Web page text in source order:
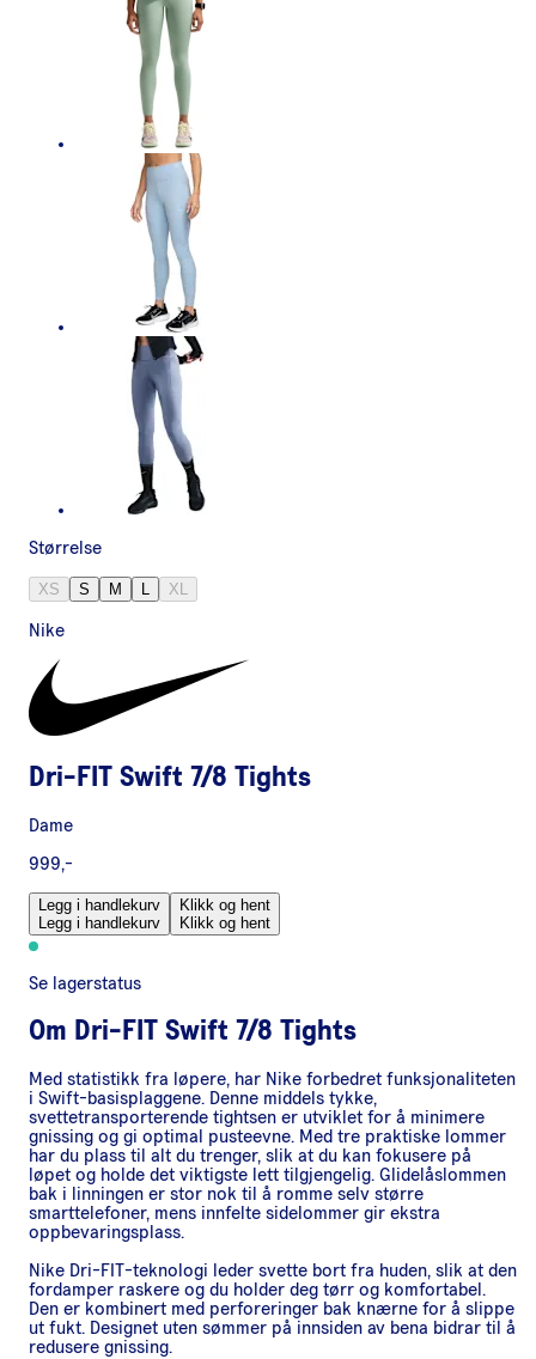
Størrelse
XS S M L XL
Nike
Dri-FIT Swift 7/8 Tights
Dame
999,-
Legg i handlekurv
Legg i handlekurv
Klikk og hent
Klikk og hent
Se lagerstatus
Om Dri-FIT Swift 7/8 Tights
Med statistikk fra løpere, har Nike forbedret funksjonaliteten
i Swift-basisplaggene. Denne middels tykke,
svettetransporterende tightsen er utviklet for å minimere
gnissing og gi optimal pusteevne. Med tre praktiske lommer
har du plass til alt du trenger, slik at du kan fokusere på
løpet og holde det viktigste lett tilgjengelig. Glidelåslommen
bak i linningen er stor nok til å romme selv større
smarttelefoner, mens innfelte sidelommer gir ekstra
oppbevaringsplass.
Nike Dri-FIT-teknologi leder svette bort fra huden, slik at den
fordamper raskere og du holder deg tørr og komfortabel.
Den er kombinert med perforeringer bak knærne for å slippe
ut fukt. Designet uten sømmer på innsiden av bena bidrar til å
redusere gnissing.